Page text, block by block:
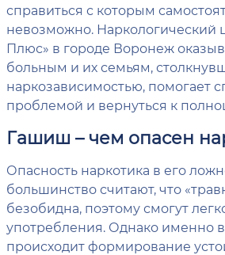
справиться с которым
невозможно. Наркологический
Плюс» в городе Воронеж
больным и их семьям,
наркозависимостью, помогает
проблемой и вернуться к
Гашиш – чем опасен
Опасность наркотика в его
большинство считают, что
безобидна, поэтому смогут
употребления. Однако именно
происходит формирование